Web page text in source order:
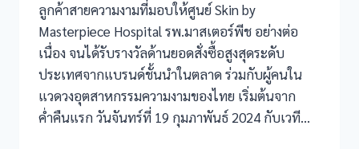
ลูกค้าสายความงามที่มอบให้ศูนย์ Skin by
Masterpiece Hospital รพ.มาสเตอร์พีช อย่างต่อ
เนื่อง จนได้รับรางวัลด้านยอดสั่งซื้อสูงสุดระดับ
ประเทศจากแบรนด์ชั้นนำในตลาด ร่วมกับผู้คนใน
แวดวงอุตสาหกรรมความงามของไทย เริ่มต้นจาก
ค่ำคืนแรก วันจันทร์ที่ 19 กุมภาพันธ์ 2024 กับเวที…